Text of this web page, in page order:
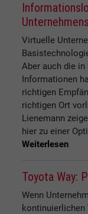
Virtuelle
Aber auch die
Informationen
richtigen
richtigen Ort
Lienemann
hier zu einer
Weiterlesen
Toyota Way:
Wenn
kontinuierlichen